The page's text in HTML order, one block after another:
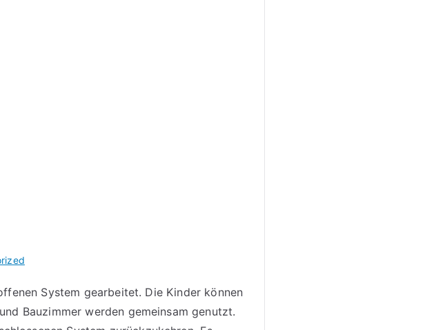
System gearbeitet. Die Kinder können
Bauzimmer werden gemeinsam genutzt.